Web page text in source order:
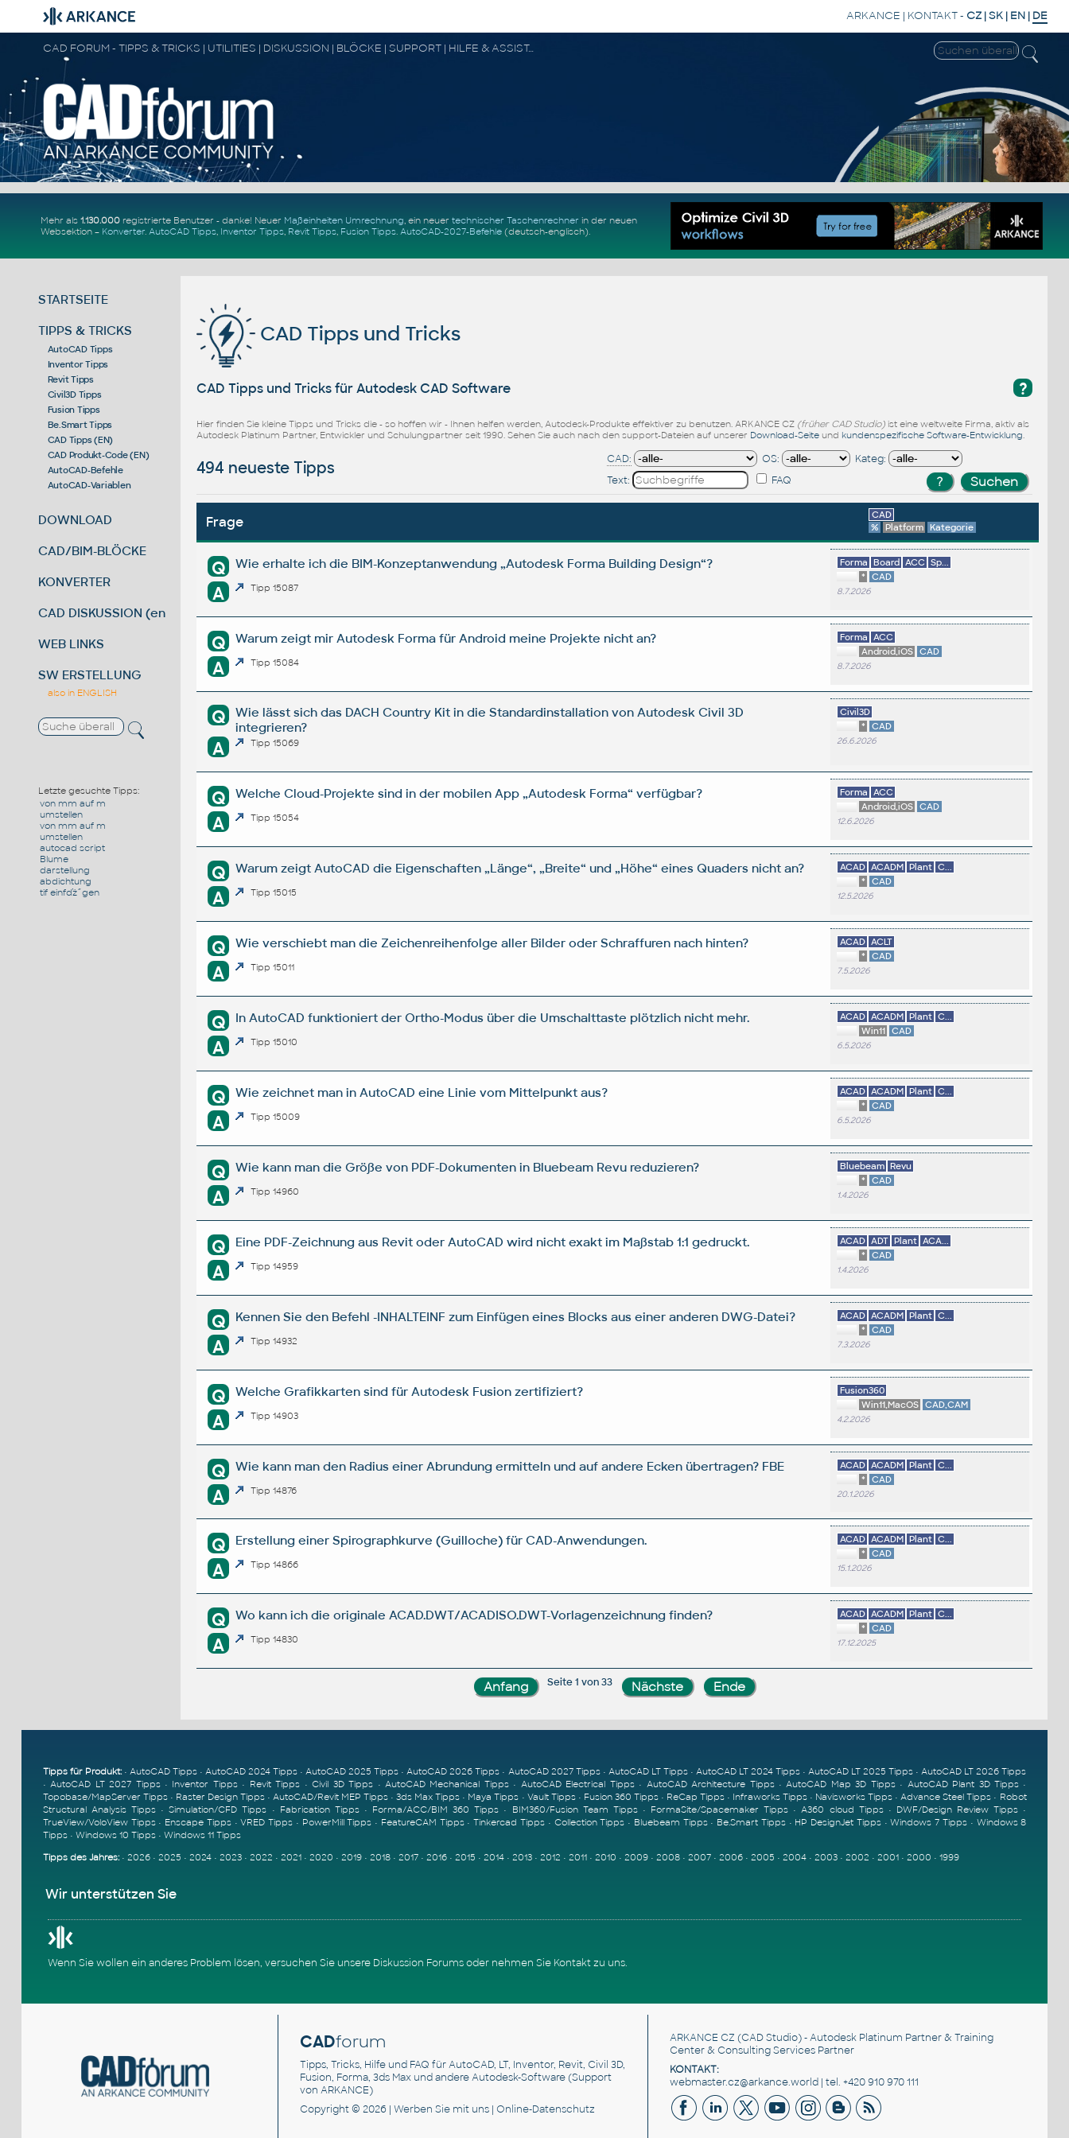
ARKANCE | KONTAKT- CZ |SK | EN | DE
CAD FORUM - TIPPS & TRICKS | UTILITIES | DISKUSSION | BLÖCKE | SUPPORT | HILFE & ASSISTANCE
Mehr als 1.130.000registrierte Benutzer - danke! Neuer Maßeinheiten Umrechnung, ein neuer technischer Taschenrechner in der neuen
Websektion – Konverter. AutoCAD Tipps, Inventor Tipps, Revit Tipps, Fusion Tipps. AutoCAD-2027-Befehle(deutsch-englisch).
STARTSEITE
TIPPS & TRICKS
AutoCAD Tipps
Inventor Tipps
Revit Tipps
Civil3D Tipps
Fusion Tipps
Be.Smart Tipps
CAD Tipps (EN)
CAD Produkt-Code (EN)
AutoCAD-Befehle
AutoCAD-Variablen
DOWNLOAD
CAD/BIM-BLÖCKE
KONVERTER
CAD DISKUSSION (en)
WEB LINKS
SW ERSTELLUNG
also in ENGLISH
Letzte gesuchte Tipps:
von mm auf m
umstellen
von mm auf m
umstellen
autocad script
Blume
darstellung
abdichtung
tif einfďż˝gen
CAD Tipps und Tricks
?
CAD Tipps und Tricks für Autodesk CAD Software
Hier finden Sie kleine Tipps und Tricks die - so hoffen wir - Ihnen helfen werden, Autodesk-Produkte effektiver zu benutzen. ARKANCE CZ (früher CAD Studio)ist eine weltweite Firma, aktiv als
Autodesk Platinum Partner, Entwickler und Schulungpartner seit 1990. Sehen Sie auch nach den support-Dateien auf unserer Download-Seiteund kundenspezifische Software-Entwicklung
494 neueste Tipps CAD: OS:
Kateg:
Text:
FAQ
Frage
CAD
%
Platform Kategorie
Q Wie erhalte ich die BIM-Konzeptanwendung „Autodesk Forma Building Design“?
A Tipp 15087
Forma Board ACC Sp...
*
CAD
8.7.2026
Q Warum zeigt mir Autodesk Forma für Android meine Projekte nicht an?
A Tipp 15084
Forma ACC
Android,iOS CAD
8.7.2026
Q
Wie lässt sich das DACH Country Kit in die Standardinstallation von Autodesk Civil 3D
integrieren?
A Tipp 15069
Civil3D
*
CAD
26.6.2026
Q Welche Cloud-Projekte sind in der mobilen App „Autodesk Forma“ verfügbar?
A Tipp 15054
Forma ACC
Android,iOS CAD
12.6.2026
Q Warum zeigt AutoCAD die Eigenschaften „Länge“, „Breite“ und „Höhe“ eines Quaders nicht an?
A Tipp 15015
ACAD ACADM Plant C...
*
CAD
12.5.2026
Q Wie verschiebt man die Zeichenreihenfolge aller Bilder oder Schraffuren nach hinten?
A Tipp 15011
ACAD ACLT
*
CAD
7.5.2026
Q In AutoCAD funktioniert der Ortho-Modus über die Umschalttaste plötzlich nicht mehr.
A Tipp 15010
ACAD ACADM Plant C...
Win11 CAD
6.5.2026
Q Wie zeichnet man in AutoCAD eine Linie vom Mittelpunkt aus?
A Tipp 15009
ACAD ACADM Plant C...
*
CAD
6.5.2026
Q Wie kann man die Größe von PDF-Dokumenten in Bluebeam Revu reduzieren?
A Tipp 14960
Bluebeam Revu
*
CAD
1.4.2026
Q Eine PDF-Zeichnung aus Revit oder AutoCAD wird nicht exakt im Maßstab 1:1 gedruckt.
A Tipp 14959
ACAD ADT Plant ACA...
*
CAD
1.4.2026
Q Kennen Sie den Befehl -INHALTEINF zum Einfügen eines Blocks aus einer anderen DWG-Datei?
A Tipp 14932
ACAD ACADM Plant C...
*
CAD
7.3.2026
Q Welche Grafikkarten sind für Autodesk Fusion zertifiziert?
A Tipp 14903
Fusion360
Win11,MacOS CAD,CAM
4.2.2026
Q Wie kann man den Radius einer Abrundung ermitteln und auf andere Ecken übertragen? FBE
A Tipp 14876
ACAD ACADM Plant C...
*
CAD
20.1.2026
Q Erstellung einer Spirographkurve (Guilloche) für CAD-Anwendungen.
A Tipp 14866
ACAD ACADM Plant C...
*
CAD
15.1.2026
Q Wo kann ich die originale ACAD.DWT/ACADISO.DWT-Vorlagenzeichnung finden?
A Tipp 14830
ACAD ACADM Plant C...
*
CAD
17.12.2025
Seite 1 von 33
Tipps für Produkt:• AutoCAD Tipps•AutoCAD 2024 Tipps •AutoCAD 2025 Tipps •AutoCAD 2026 Tipps • AutoCAD 2027 Tipps• AutoCAD LT Tipps• AutoCAD LT 2024 Tipps•AutoCAD LT 2025 Tipps •AutoCAD LT 2026 Tipps
•AutoCAD LT 2027 Tipps• Inventor Tipps• Revit Tipps •Civil 3D Tipps • AutoCAD Mechanical Tipps• AutoCAD Electrical Tipps• AutoCAD Architecture Tipps•AutoCAD Map 3D Tipps• AutoCAD Plant 3D Tipps •
Topobase/MapServer Tipps• Raster Design Tipps•AutoCAD/Revit MEP Tipps •3ds Max Tipps • Maya Tipps • Vault Tipps• Fusion 360 Tipps• ReCap Tipps• Infraworks Tipps • Navisworks Tipps •Advance Steel Tipps • Robot
Structural Analysis Tipps •Simulation/CFD Tipps • Fabrication Tipps• Forma/ACC/BIM 360 Tipps • BIM360/Fusion Team Tipps• FormaSite/Spacemaker Tipps •A360 cloud Tipps• DWF/Design Review Tipps •
TrueView/VoloView Tipps• Enscape Tipps•VRED Tipps • PowerMill Tipps • FeatureCAM Tipps•Tinkercad Tipps • Collection Tipps • Bluebeam Tipps• Be.Smart Tipps• HP DesignJet Tipps•Windows 7 Tipps • Windows 8
Tipps• Windows 10 Tipps• Windows 11 Tipps
Tipps des Jahres:• 2026• 2025 • 2024• 2023• 2022 • 2021• 2020 • 2019• 2018• 2017• 2016• 2015 • 2014• 2013• 2012 • 2011• 2010 • 2009• 2008• 2007• 2006• 2005 • 2004• 2003• 2002 • 2001• 2000 • 1999
Wir unterstützen Sie
Wenn Sie wollen ein anderes Problem lösen, versuchen Sie unsere Diskussion Forumsoder nehmen Sie Kontakt zu uns.
CADforum
Tipps, Tricks, Hilfe und FAQ für AutoCAD, LT, Inventor, Revit, Civil 3D,
Fusion, Forma, 3ds Max und andere Autodesk-Software (Support
von ARKANCE)
Copyright © 2026 |Werben Sie mit uns |Online-Datenschutz
ARKANCE CZ (CAD Studio) - Autodesk Platinum Partner & Training
Center & Consulting Services Partner
KONTAKT:
webmaster.cz@arkance.world | tel. +420 910 970 111